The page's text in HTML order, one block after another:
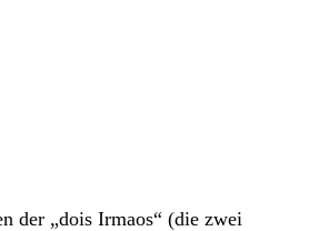
der „dois Irmaos“ (die zwei